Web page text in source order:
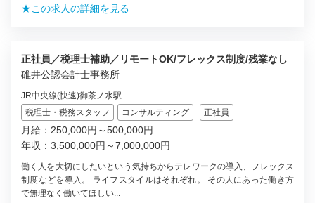
★この求人の詳細を見る
正社員／税理士補助／リモートOK/フレックス制度/残業なし
碓井公認会計士事務所
JR中央線(快速)御茶ノ水駅...
税理士・税務スタッフ
コンサルティング 正社員
月給：250,000円～500,000円
年収：3,500,000円～7,000,000円
働く人を大切にしたいという気持ちからテレワークの導入、フレックス
制度などを導入。 ライフスタイルはそれぞれ。 その人にあった働き方
で無理なく働いてほしい...